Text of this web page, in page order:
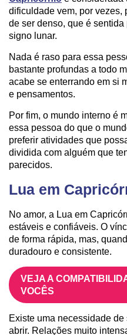
dificuldade vem, por vezes,
de ser denso, que é
signo lunar.
Nada é raso para essa
bastante profundas a todo
acabe se enterrando em si
e pensamentos.
Por fim, o mundo interno é
essa pessoa do que o
preferir atividades que
dividida com alguém que
parecidos.
Lua em
No amor, a Lua em
estáveis e confiáveis. O
de forma rápida, mas,
duradouro e consistente.
VEJA A
VOCÊS
Existe uma necessidade
abrir. Relações muito